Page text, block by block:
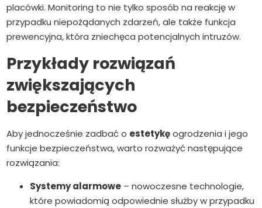
placówki. Monitoring to nie tylko sposób na reakcję w
przypadku niepożądanych zdarzeń, ale także funkcja
prewencyjna, która zniechęca potencjalnych intruzów.
Przykłady rozwiązań
zwiększających
bezpieczeństwo
Aby jednocześnie zadbać o estetykęogrodzenia i jego
funkcje bezpieczeństwa, warto rozważyć następujące
rozwiązania:
Systemy alarmowe – nowoczesne technologie,
które powiadomią odpowiednie służby w przypadku